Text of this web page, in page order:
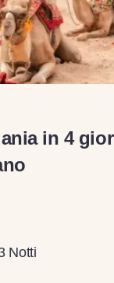
in 4
Notti